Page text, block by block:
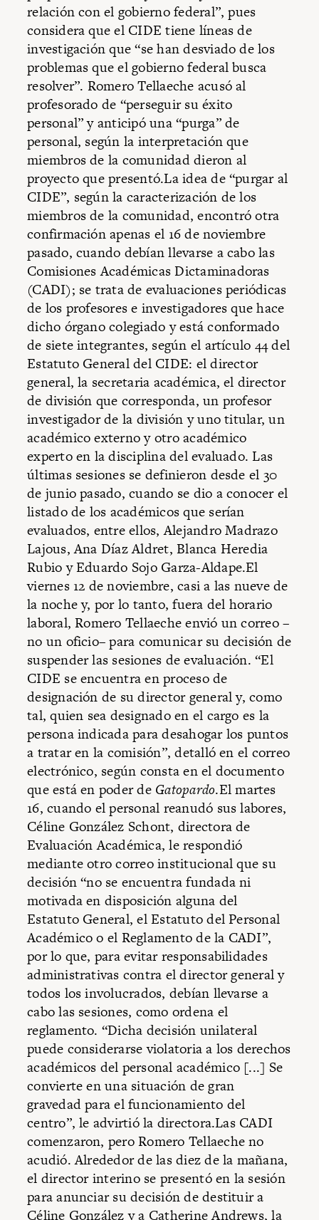
relación con el gobierno federal”, pues
considera que el CIDE tiene líneas de
investigación que “se han desviado de los
problemas que el gobierno federal busca
resolver”. Romero Tellaeche acusó al
profesorado de “perseguir su éxito
personal” y anticipó una “purga” de
personal, según la interpretación que
miembros de la comunidad dieron al
proyecto que presentó.La idea de “purgar al
CIDE”, según la caracterización de los
miembros de la comunidad, encontró otra
confirmación apenas el 16 de noviembre
pasado, cuando debían llevarse a cabo las
Comisiones Académicas Dictaminadoras
(CADI); se trata de evaluaciones periódicas
de los profesores e investigadores que hace
dicho órgano colegiado y está conformado
de siete integrantes, según el artículo 44 del
Estatuto General del CIDE: el director
general, la secretaria académica, el director
de división que corresponda, un profesor
investigador de la división y uno titular, un
académico externo y otro académico
experto en la disciplina del evaluado. Las
últimas sesiones se definieron desde el 30
de junio pasado, cuando se dio a conocer el
listado de los académicos que serían
evaluados, entre ellos, Alejandro Madrazo
Lajous, Ana Díaz Aldret, Blanca Heredia
Rubio y Eduardo Sojo Garza-Aldape.El
viernes 12 de noviembre, casi a las nueve de
la noche y, por lo tanto, fuera del horario
laboral, Romero Tellaeche envió un correo –
no un oficio– para comunicar su decisión de
suspender las sesiones de evaluación. “El
CIDE se encuentra en proceso de
designación de su director general y, como
tal, quien sea designado en el cargo es la
persona indicada para desahogar los puntos
a tratar en la comisión”, detalló en el correo
electrónico, según consta en el documento
que está en poder de Gatopardo.El martes
16, cuando el personal reanudó sus labores,
Céline González Schont, directora de
Evaluación Académica, le respondió
mediante otro correo institucional que su
decisión “no se encuentra fundada ni
motivada en disposición alguna del
Estatuto General, el Estatuto del Personal
Académico o el Reglamento de la CADI”,
por lo que, para evitar responsabilidades
administrativas contra el director general y
todos los involucrados, debían llevarse a
cabo las sesiones, como ordena el
reglamento. “Dicha decisión unilateral
puede considerarse violatoria a los derechos
académicos del personal académico [...] Se
convierte en una situación de gran
gravedad para el funcionamiento del
centro”, le advirtió la directora.Las CADI
comenzaron, pero Romero Tellaeche no
acudió. Alrededor de las diez de la mañana,
el director interino se presentó en la sesión
para anunciar su decisión de destituir a
Céline González y a Catherine Andrews, la